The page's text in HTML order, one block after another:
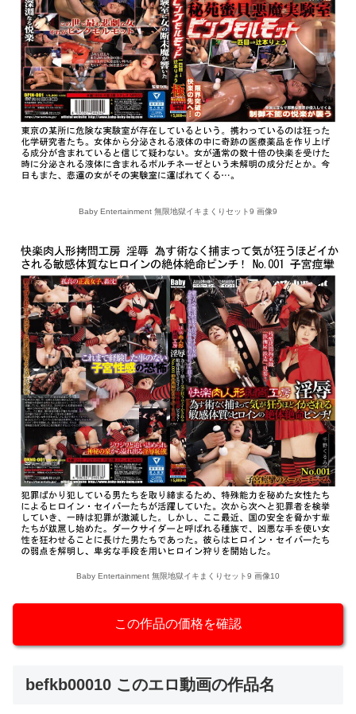
Baby Entertainment 無限地獄イキまくりセット9 画像9
Baby Entertainment 無限地獄イキまくりセット9 画像10
この作品の価格を確認
befkb00010 このエロ動画の作品名